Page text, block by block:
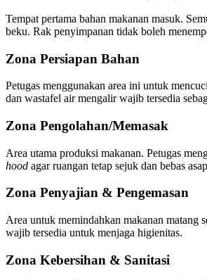
Tempat pertama bahan makanan masuk.
beku. Rak penyimpanan tidak boleh
Zona Persiapan Bahan
Petugas menggunakan area ini untuk
dan wastafel air mengalir wajib tersedia
Zona Pengolahan/Memasak
Area utama produksi makanan. Petugas
hood agar ruangan tetap sejuk dan bebas
Zona Penyajian & Pengemasan
Area untuk memindahkan makanan matang
wajib tersedia untuk menjaga higienitas.
Zona Kebersihan & Sanitasi